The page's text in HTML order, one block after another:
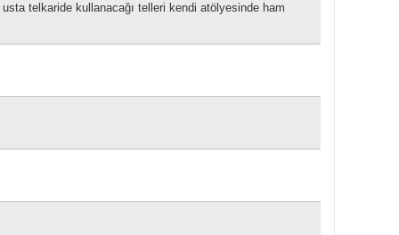
telkaride kullanacağı telleri kendi atölyesinde ham